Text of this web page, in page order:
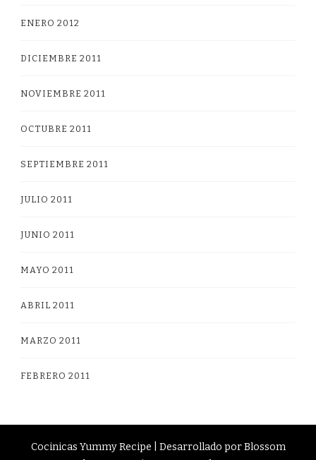
ENERO 2012
DICIEMBRE 2011
NOVIEMBRE 2011
OCTUBRE 2011
SEPTIEMBRE 2011
JULIO 2011
JUNIO 2011
MAYO 2011
ABRIL 2011
MARZO 2011
FEBRERO 2011
Cocinicas Yummy Recipe | Desarrollado porBlossom